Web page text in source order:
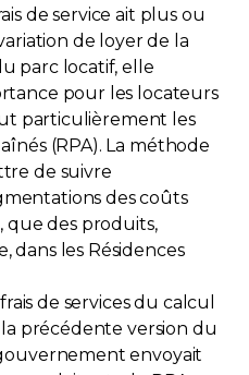
de service ait plus ou
de loyer de la
parc locatif, elle
pour les locateurs
particulièrement les
(RPA). La méthode
de suivre
des coûts
que des produits,
les Résidences
de services du calcul
précédente version du
envoyait